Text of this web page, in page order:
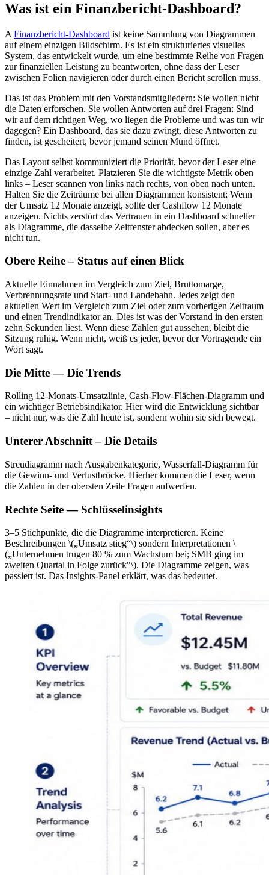
Was ist ein Finanzbericht-Dashboard?
A Finanzbericht-Dashboard ist keine Sammlung von Diagrammen
auf einem einzigen Bildschirm. Es ist ein strukturiertes visuelles
System, das entwickelt wurde, um eine bestimmte Reihe von Fragen
zur finanziellen Leistung zu beantworten, ohne dass der Leser
zwischen Folien navigieren oder durch einen Bericht scrollen muss.
Das ist das Problem mit den Vorstandsmitgliedern: Sie wollen nicht
die Daten erforschen. Sie wollen Antworten auf drei Fragen: Sind
wir auf dem richtigen Weg, wo liegen die Probleme und was tun wir
dagegen? Ein Dashboard, das sie dazu zwingt, diese Antworten zu
finden, ist gescheitert, bevor jemand seinen Mund öffnet.
Das Layout selbst kommuniziert die Priorität, bevor der Leser eine
einzige Zahl verarbeitet. Platzieren Sie die wichtigste Metrik oben
links – Leser scannen von links nach rechts, von oben nach unten.
Halten Sie die Zeiträume bei allen Diagrammen konsistent; Wenn
der Umsatz 12 Monate anzeigt, sollte der Cashflow 12 Monate
anzeigen. Nichts zerstört das Vertrauen in ein Dashboard schneller
als Diagramme, die dasselbe Zeitfenster abdecken sollen, aber es
nicht tun.
Obere Reihe – Status auf einen Blick
Aktuelle Einnahmen im Vergleich zum Ziel, Bruttomarge,
Verbrennungsrate und Start- und Landebahn. Jedes zeigt den
aktuellen Wert im Vergleich zum Ziel oder zum vorherigen Zeitraum
und einen Trendindikator an. Dies ist was der Vorstand in den ersten
zehn Sekunden liest. Wenn diese Zahlen gut aussehen, bleibt die
Sitzung ruhig. Wenn nicht, weiß es jeder, bevor der Vortragende ein
Wort sagt.
Die Mitte — Die Trends
Rolling 12-Monats-Umsatzlinie, Cash-Flow-Flächen-Diagramm und
ein wichtiger Betriebsindikator. Hier wird die Entwicklung sichtbar
– nicht nur, was die Zahl heute ist, sondern wohin sie sich bewegt.
Unterer Abschnitt – Die Details
Streudiagramm nach Ausgabenkategorie, Wasserfall-Diagramm für
die Gewinn- und Verlustbrücke. Hierher kommen die Leser, wenn
die Zahlen in der obersten Zeile Fragen aufwerfen.
Rechte Seite — Schlüsselinsights
3–5 Stichpunkte, die die Diagramme interpretieren. Keine
Beschreibungen \(„Umsatz stieg“\) sondern Interpretationen \
(„Unternehmen trugen 80 % zum Wachstum bei; SMB ging im
zweiten Quartal in Folge zurück"\). Die Diagramme zeigen, was
passiert ist. Das Insights-Panel erklärt, was das bedeutet.